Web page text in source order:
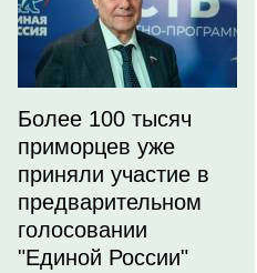
Более 100 тысяч
приморцев уже
приняли участие в
предварительном
голосовании
"Единой России"